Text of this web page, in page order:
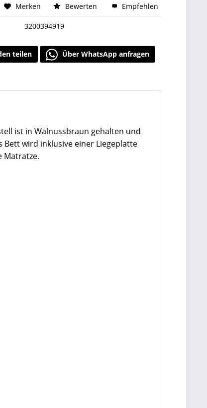
Merken Bewerten Empfehlen
3200394919
teilen Über WhatsApp anfragen
ist in Walnussbraun gehalten und
wird inklusive einer Liegeplatte
Matratze.